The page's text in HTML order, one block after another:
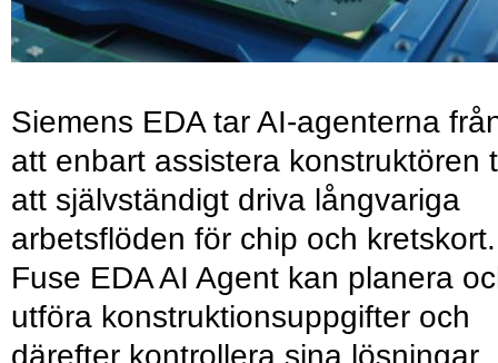
Siemens EDA tar AI-agenterna
att enbart assistera konstruktören
att självständigt driva långvariga
arbetsflöden för chip och kretskort.
Fuse EDA AI Agent kan planera
utföra konstruktionsuppgifter och